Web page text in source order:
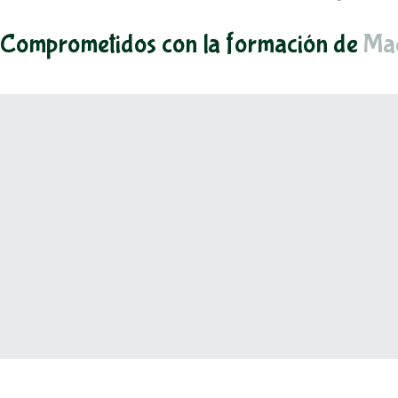
Comprometidos con la formación de